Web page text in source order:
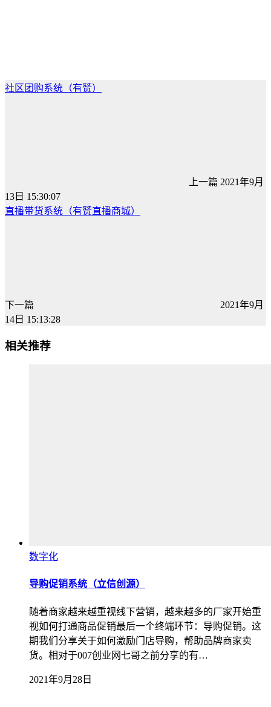
社区团购系统（有赞）
上一篇 2021年9月
13日 15:30:07
直播带货系统（有赞直播商城）
下一篇
2021年9月
14日 15:13:28
相关推荐
数字化
导购促销系统（立信创源）
随着商家越来越重视线下营销，越来越多的厂家开始重
视如何打通商品促销最后一个终端环节：导购促销。这
期我们分享关于如何激励门店导购，帮助品牌商家卖
货。相对于007创业网七哥之前分享的有…
2021年9月28日